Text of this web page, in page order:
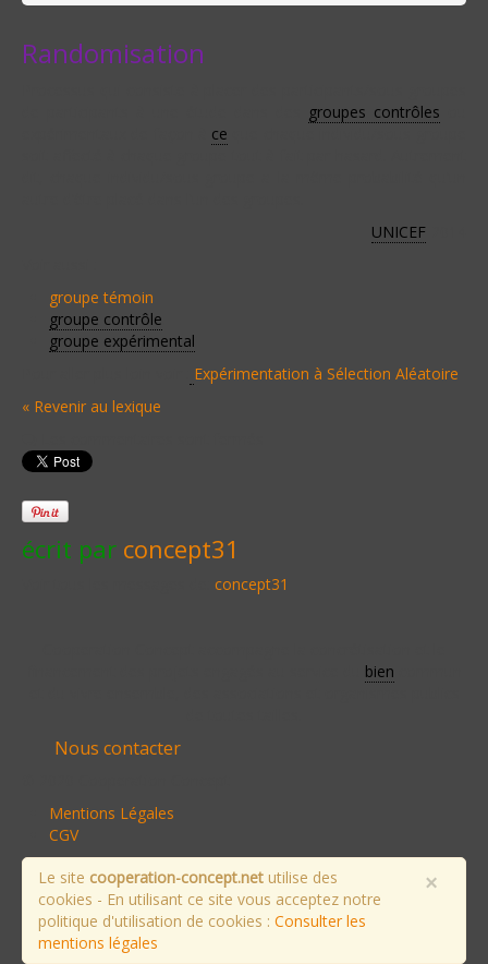
Randomisation
groupes contrôles
ce
UNICEF
groupe témoin
groupe contrôle
groupe expérimental
Expérimentation à Sélection Aléatoire
« Revenir au lexique
écrit par concept31
concept31
bien
Nous contacter
Mentions Légales
CGV
×
Le site cooperation-concept.net utilise des
cookies - En utilisant ce site vous acceptez notre
politique d'utilisation de cookies : Consulter les
mentions légales